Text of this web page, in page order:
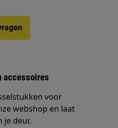
accessoires
voor
webshop en laat
je deur.